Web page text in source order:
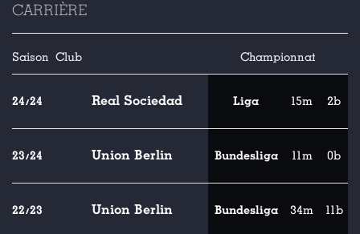
CARRIÈRE
Saison Club Championnat
24/24 Real Sociedad Liga 15m 2b
23/24 Union Berlin Bundesliga 11m 0b
22/23 Union Berlin Bundesliga 34m 11b